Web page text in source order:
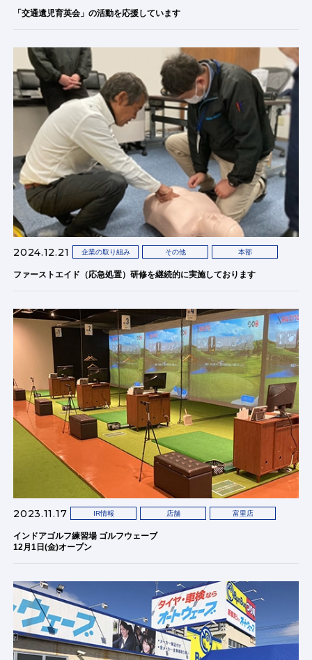
「交通遺児育英会」の活動を応援しています
2024.12.21 企業の取り組み その他 本部
ファーストエイド（応急処置）研修を継続的に実施しております
2023.11.17 IR情報 店舗 富里店
インドアゴルフ練習場 ゴルフウェーブ
12月1日(金)オープン